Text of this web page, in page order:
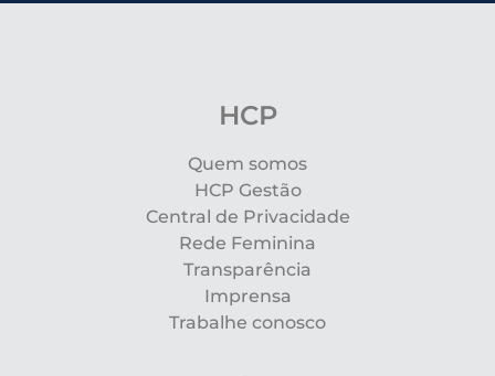
HCP
Quem somos
HCP Gestão
Central de Privacidade
Rede Feminina
Transparência
Imprensa
Trabalhe conosco